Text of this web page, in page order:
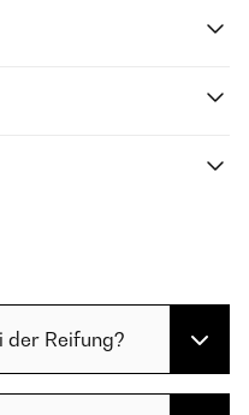
der Reifung?